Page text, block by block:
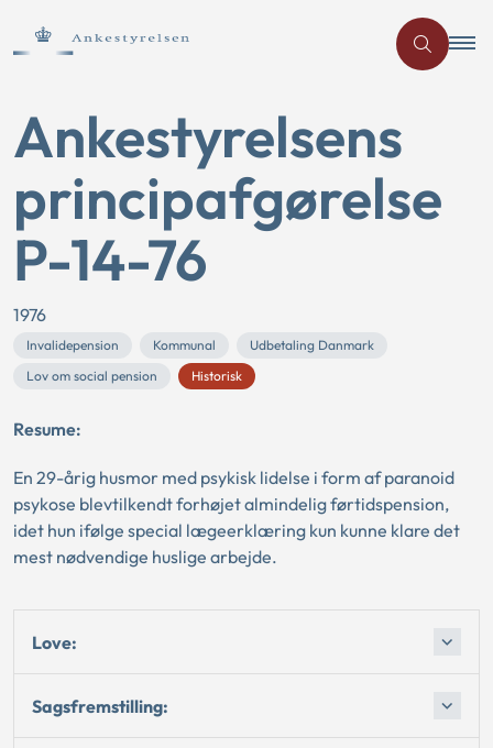
Ankestyrelsens
principafgørelse
P-14-76
1976
Invalidepension Kommunal
Udbetaling Danmark
Lov om social pension
Historisk
Resume:
En 29-årig husmor med psykisk lidelse i form af paranoid
psykose blevtilkendt forhøjet almindelig førtidspension,
idet hun ifølge special lægeerklæring kun kunne klare det
mest nødvendige huslige arbejde.
Love:
Sagsfremstilling: